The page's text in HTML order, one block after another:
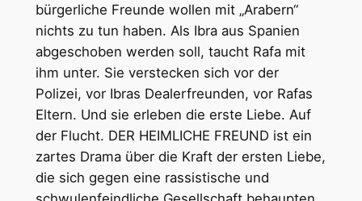
bürgerliche Freunde wollen mit „Arabern“
nichts zu tun haben. Als Ibra aus Spanien
abgeschoben werden soll, taucht Rafa mit
ihm unter. Sie verstecken sich vor der
Polizei, vor Ibras Dealerfreunden, vor Rafas
Eltern. Und sie erleben die erste Liebe. Auf
der Flucht. DER HEIMLICHE FREUND ist ein
zartes Drama über die Kraft der ersten Liebe,
die sich gegen eine rassistische und